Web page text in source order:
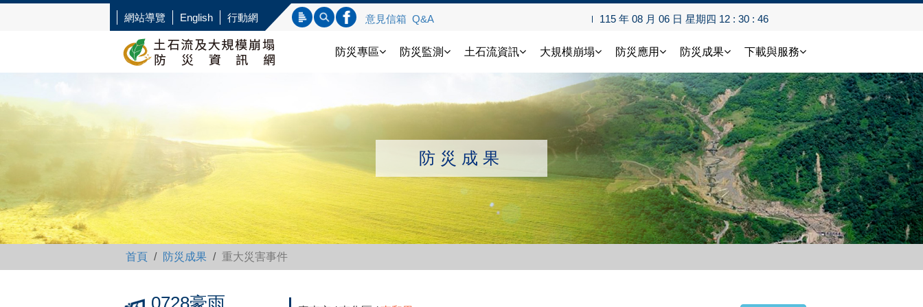
網站導覽 English 行動網 標題查詢內文查詢連結FB
意見信箱 Q&A
115 年 08 月 06 日 星期四 12 : 30 : 46
防災專區
防災監測 土石流資訊 大規模崩塌 防災應用 防災成果 下載與服務
防災成果
首頁 防災成果 重大災害事件
0728豪雨